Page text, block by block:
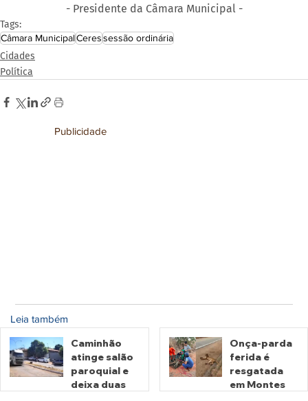
- Presidente da Câmara Municipal -
Tags:
Câmara MunicipalCeressessão ordinária
Cidades
Política
Publicidade
Leia também
Caminhão
atinge salão
paroquial e
deixa duas
Onça-parda
ferida é
resgatada
em Montes